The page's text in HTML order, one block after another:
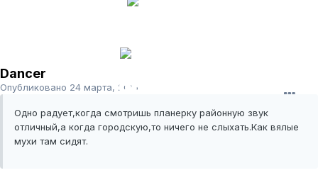
Dancer
Опубликовано 24 марта, 2015
Одно радует,когда смотришь планерку районную звук
отличный,а когда городскую,то ничего не слыхать.Как вялые
мухи там сидят.